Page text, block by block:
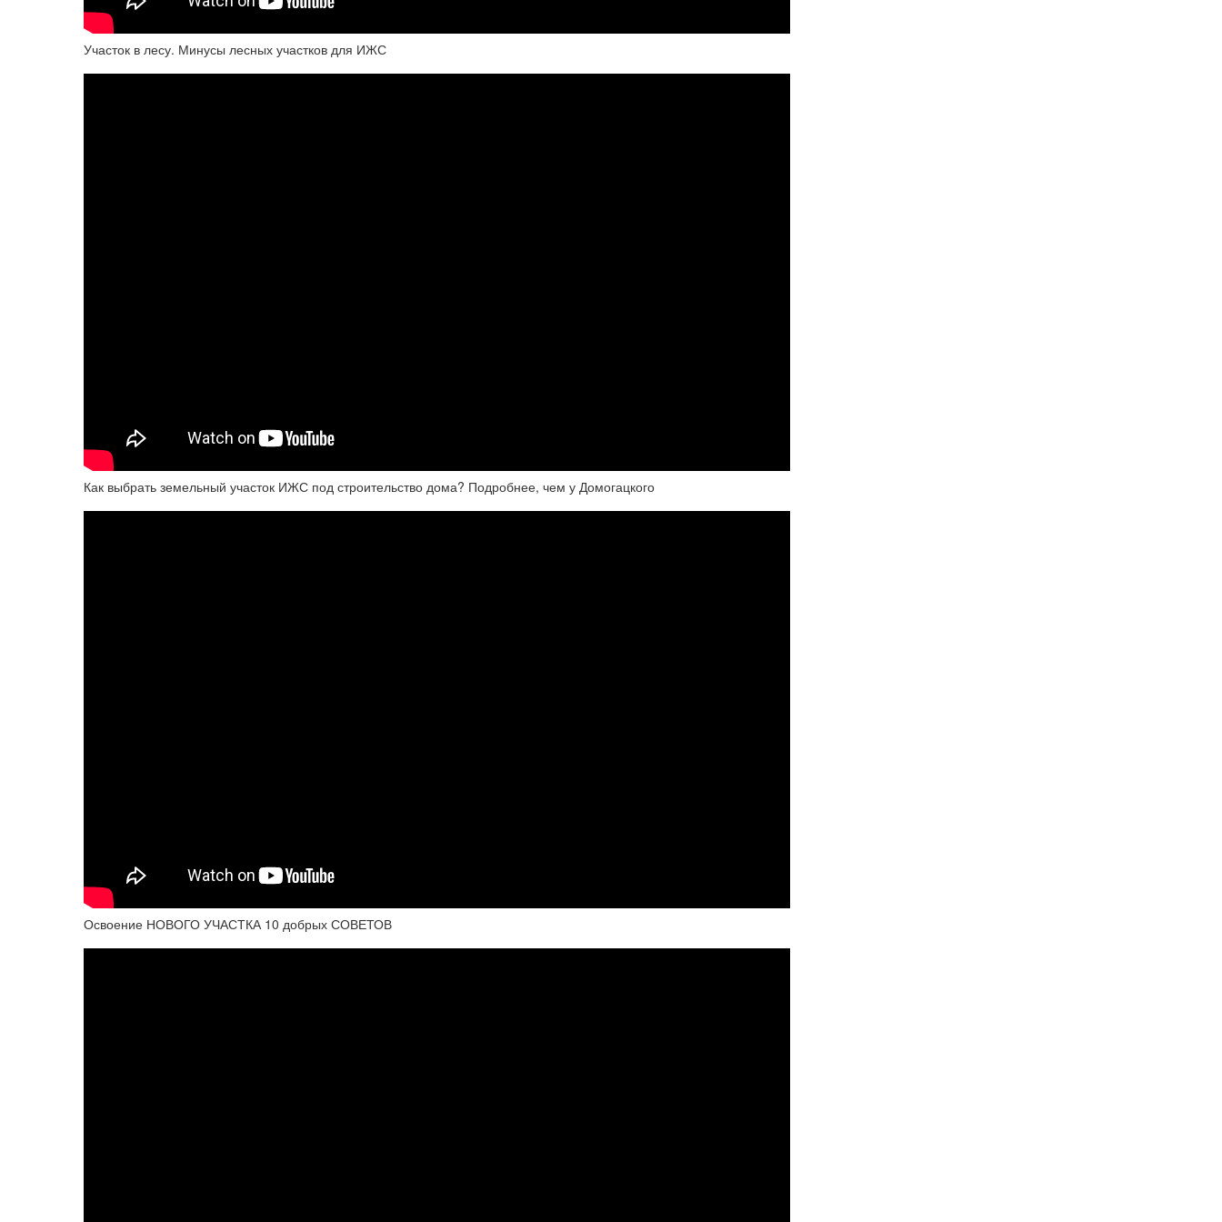
Участок в лесу. Минусы лесных участков для ИЖС
Как выбрать земельный участок ИЖС под строительство дома? Подробнее, чем у Домогацкого
Освоение НОВОГО УЧАСТКА 10 добрых СОВЕТОВ